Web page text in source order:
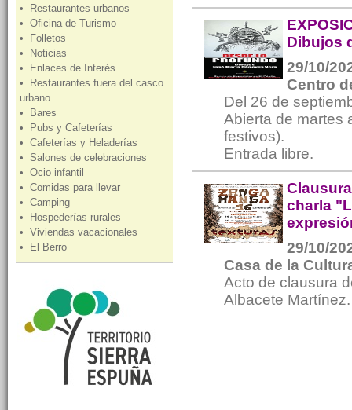
• Restaurantes urbanos
• Oficina de Turismo
• Folletos
• Noticias
• Enlaces de Interés
• Restaurantes fuera del casco
urbano
• Bares
• Pubs y Cafeterías
• Cafeterías y Heladerías
• Salones de celebraciones
• Ocio infantil
• Comidas para llevar
• Camping
• Hospederías rurales
• Viviendas vacacionales
• El Berro
Dibujos
29/10/
Centro
Del 26 de
Abierta de martes
festivos).
Entrada libre.
charla
29/10/
Casa de la
Acto de clausura
Albacete